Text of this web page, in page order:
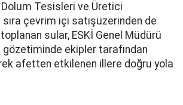
Dolum Tesisleri ve Üretici
sıra çevrim içi satışüzerinden de
sular, ESKİ Genel Müdürü
gözetiminde ekipler tarafından
afetten etkilenen illere doğru yola